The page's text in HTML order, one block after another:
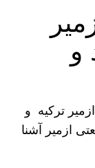
و
ترکیه و
ازمیر آشنا